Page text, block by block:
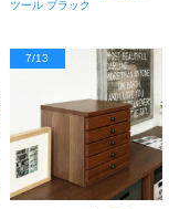
ツール ブラック
7/13